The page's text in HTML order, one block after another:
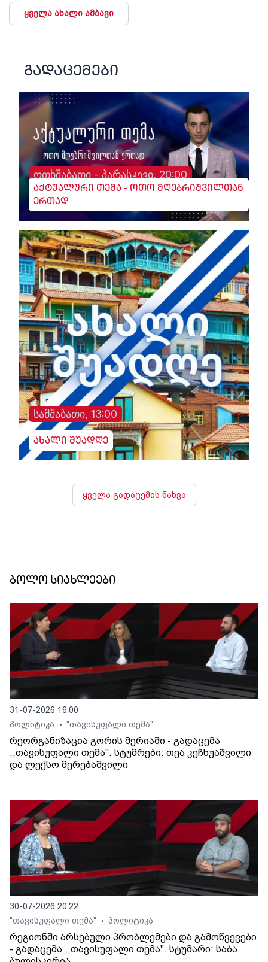
ყველა ახალი ამბავი
გადაცემები
ოთხშაბათი - პარასკევი, 20:00
აქტუალური თემა - ოთო მღებრიშვილთან
ერთად
სამშაბათი, 13:00
ახალი შუადღე
ყველა გადაცემის ნახვა
ბოლო სიახლეები
31-07-2026 16:00
პოლიტიკა
• "თავისუფალი თემა"
რეორგანიზაცია გორის მერიაში - გადაცემა
,,თავისუფალი თემა". სტუმრები: თეა კეჩხუაშვილი
და ლექსო მერებაშვილი
30-07-2026 20:22
"თავისუფალი თემა"
• პოლიტიკა
რეგიონში არსებული პრობლემები და გამოწვევები
- გადაცემა ,,თავისუფალი თემა". სტუმარი: საბა